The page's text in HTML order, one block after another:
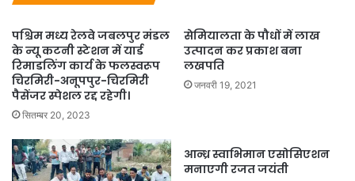
पश्चिम मध्य रेलवे जबलपुर मंडल
के न्यू कटनी स्टेशन में यार्ड
रिमाडलिंग कार्य के फलस्वरूप
चिरमिरी-अनूपपुर-चिरमिरी
पैसेंजर स्पेशल रद्द रहेगी।
सितम्बर 20, 2023
सेमियालता के पौधों में लाख
उत्पादन कर प्रकाश बना
लखपति
जनवरी 19, 2021
आन्ध्र स्वाभिमान एसोसिएशन
मनाएगी रजत जयंती